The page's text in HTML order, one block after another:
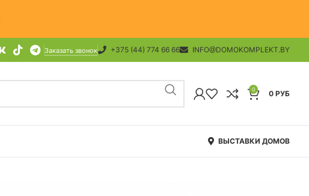
Заказать звонок +375 (44) 774 66 66 INFO@DOMOKOMPLEKT.BY
0 0 РУБ
ВЫСТАВКИ ДОМОВ